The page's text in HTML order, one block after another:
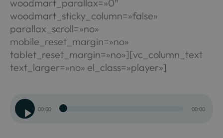
woodmart_parallax=»0″
woodmart_sticky_column=»false»
parallax_scroll=»no»
mobile_reset_margin=»no»
tablet_reset_margin=»no»][vc_column_text
text_larger=»no» el_class=»player»]
Reproductor
de
00:00 00:00